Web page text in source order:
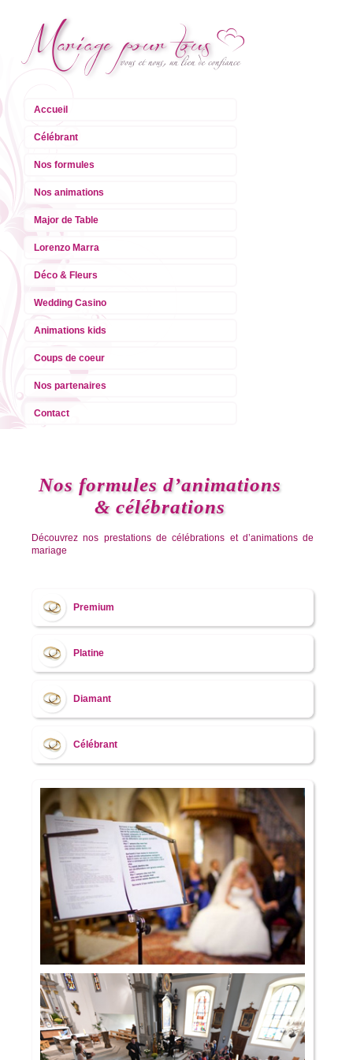
Accueil
Célébrant
Nos formules
Nos animations
Major de Table
Lorenzo Marra
Déco & Fleurs
Wedding Casino
Animations kids
Coups de coeur
Nos partenaires
Contact
Nos formules d’animations
& célébrations
Découvrez nos prestations de célébrations et d’animations de
mariage
Premium
Platine
Diamant
Célébrant